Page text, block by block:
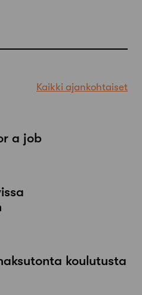
Kaikki ajankohtaiset
a job
koulutusta